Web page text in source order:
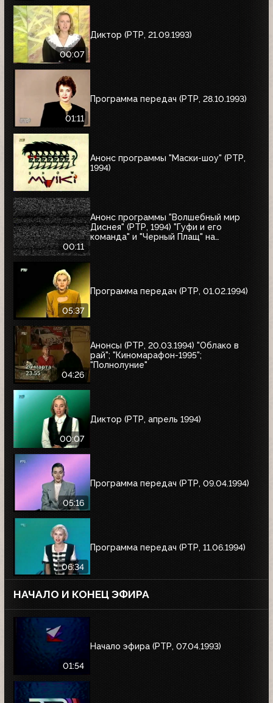
00:07
Диктор (РТР, 21.09.1993)
01:11
Программа передач (РТР, 28.10.1993)
Анонс программы "Маски-шоу" (РТР,
1994)
00:11
Анонс программы "Волшебный мир
Диснея" (РТР, 1994) "Гуфи и его
команда" и "Черный Плащ" на
05:37
Программа передач (РТР, 01.02.1994)
04:26
Анонсы (РТР, 20.03.1994) "Облако в
рай"; "Киномарафон-1995";
"Полнолуние"
00:07
Диктор (РТР, апрель 1994)
05:16
Программа передач (РТР, 09.04.1994)
06:34
Программа передач (РТР, 11.06.1994)
НАЧАЛО И КОНЕЦ ЭФИРА
01:54
Начало эфира (РТР, 07.04.1993)